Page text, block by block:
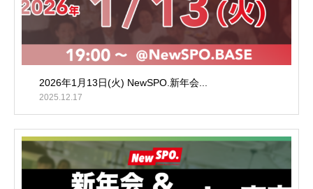
2026年1月13日(火) NewSPO.新年会...
2025.12.17